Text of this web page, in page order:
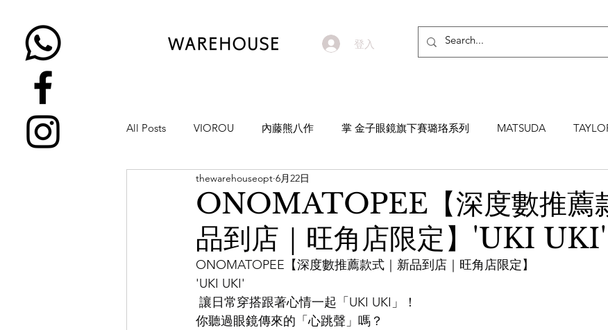
登入
All Posts VIOROU 內藤熊八作 掌 金子眼鏡旗下賽璐珞系列 MATSUDA
NATIVE SONS
YUICHI TOYAMA KAMEMANNEN MYKITA MOSCOT ZEISS
H-FUSION JULIUS TART OPTICAL AKIRA AND SONS
ONOMATOPEE【深度數推薦
品到店｜旺角店限定】'UKI UKI'
thewarehouseopt 6月22日
ONOMATOPEE【深度數推薦款式｜新品到店｜旺角店限定】
'UKI UKI'
讓日常穿搭跟著心情一起「UKI UKI」！
你聽過眼鏡傳來的「心跳聲」嗎？